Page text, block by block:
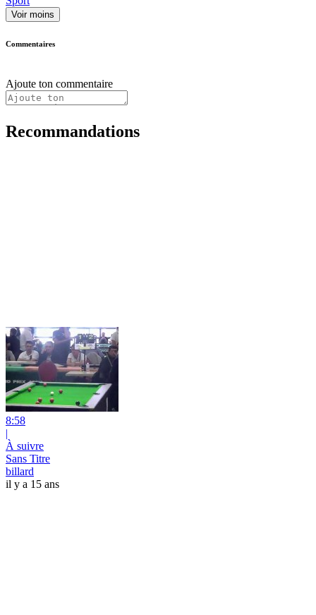
Voir moins
Commentaires
Ajoute ton commentaire
Recommandations
8:58
|
À suivre
Sans Titre
billard
il y a 15 ans